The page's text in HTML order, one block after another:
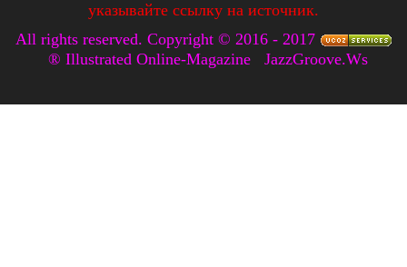
указывайте ссылку на источник.
All rights reserved. Copyright © 2016 - 2017
® Illustrated Online-Magazine JazzGroove.Ws